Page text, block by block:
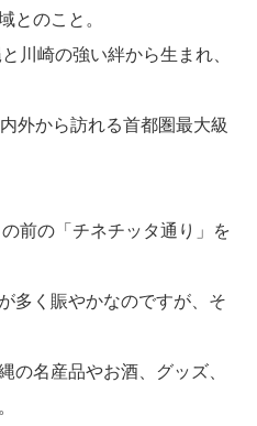
とのこと。
川崎の強い絆から生まれ、
外から訪れる首都圏最大級
前の「チネチッタ通り」を
多く賑やかなのですが、そ
の名産品やお酒、グッズ、